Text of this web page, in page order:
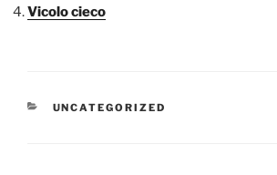
Vicolo cieco
CATEGORIE
UNCATEGORIZED